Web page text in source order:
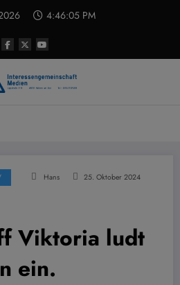
4:46:06 PM
Hans 25. Oktober 2024
Viktoria ludt
ein.